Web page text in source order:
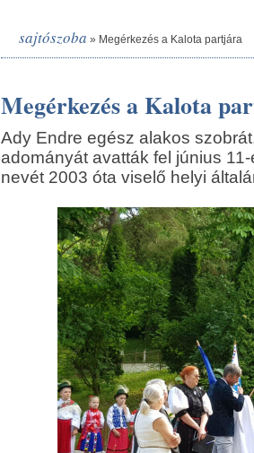
sajtószoba » Megérkezés a Kalota partjára
Megérkezés a Kalota
Ady Endre egész alakos
adományát avatták fel június
nevét 2003 óta viselő helyi